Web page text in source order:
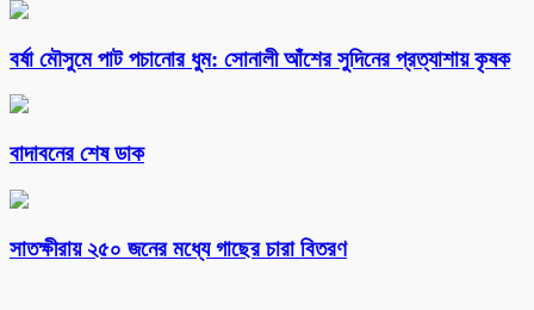
বর্ষা মৌসুমে পাট পচানোর ধুম: সোনালী আঁশের সুদিনের প্রত্যাশায় কৃষক
বাদাবনের শেষ ডাক
সাতক্ষীরায় ২৫০ জনের মধ্যে গাছের চারা বিতরণ